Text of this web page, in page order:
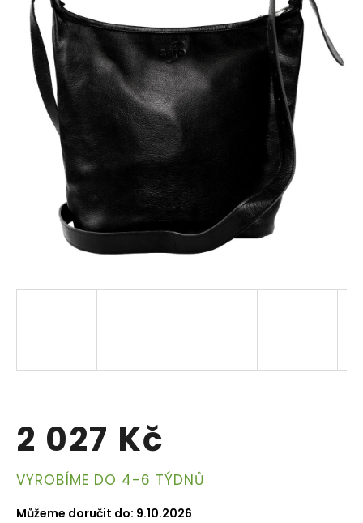
2 027 Kč
Měrná
cena:
VYROBÍME DO 4-6 TÝDNŮ
Můžeme doručit do: 9.10.2026